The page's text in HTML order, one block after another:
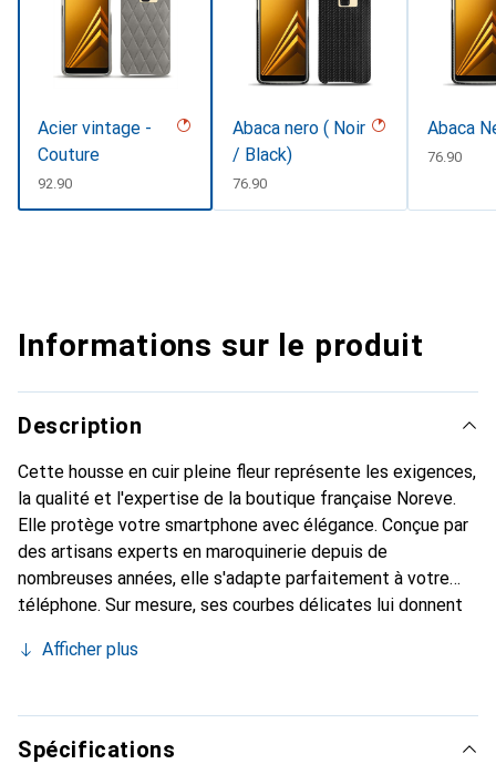
Acier vintage -
Couture
CHF
92.90
Abaca nero ( Noir
/ Black)
CHF
76.90
Abaca
CHF
76.90
Informations sur le produit
Description
Cette housse en cuir pleine fleur représente les exigences,
la qualité et l'expertise de la boutique française Noreve.
Elle protège votre smartphone avec élégance. Conçue par
des artisans experts en maroquinerie depuis de
nombreuses années, elle s'adapte parfaitement à votre
téléphone. Sur mesure, ses courbes délicates lui donnent
et indispensable pour votre smartphone. Reconnaître
marque Noreve est un choix sûr pour une clientèle
exigeante.
Afficher plus
Spécifications